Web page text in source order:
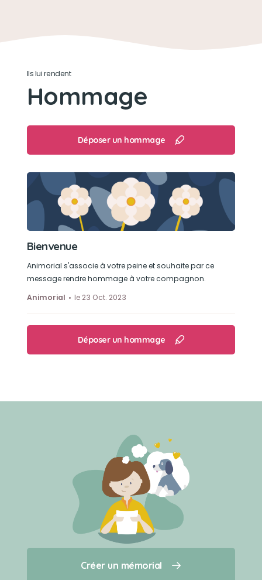
Créer un mémorial
Qui sommes-nous ?
Son jouet préféré
Son loisir préféré
Jouer avec son frère Polochon.
Polochon la cherche partout depuis 2 jours...
Ils lui rendent
Hommage
Déposer un hommage
Bienvenue
Animorial s'associe à votre peine et souhaite par ce
message rendre hommage à votre compagnon.
Animorial
le 23 Oct. 2023
Déposer un hommage
Créer un mémorial